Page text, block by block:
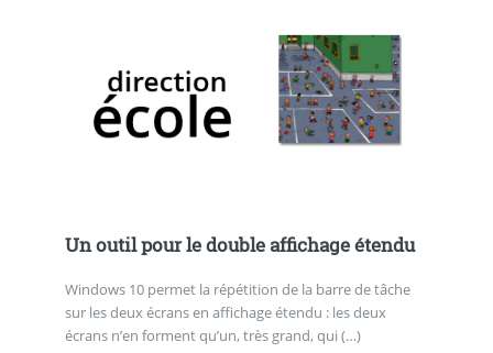
Un outil pour le double affichage étendu
Windows 10 permet la répétition de la barre de tâche
sur les deux écrans en affichage étendu : les deux
écrans n’en forment qu’un, très grand, qui (…)